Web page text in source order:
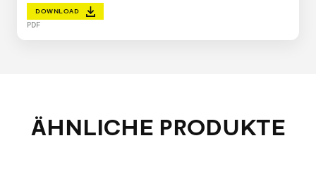
DOWNLOAD
PDF
ÄHNLICHE PRODUKTE